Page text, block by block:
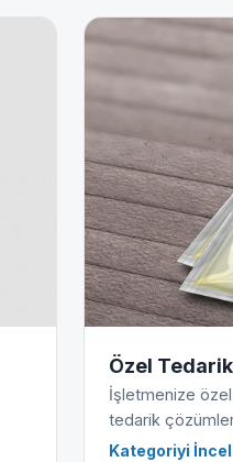
Özel
İşletmenize özel
tedarik
Kategoriyi